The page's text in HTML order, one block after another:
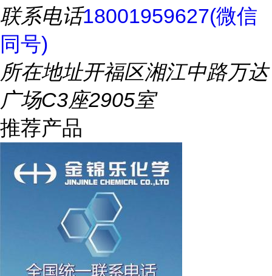
联系电话18001959627(微信
同号)
所在地址开福区湘江中路万达
广场C3座2905室
推荐产品